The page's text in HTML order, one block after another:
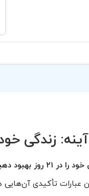
را در ۲۱ روز
بهبود دهید
عبارات تأکیدی